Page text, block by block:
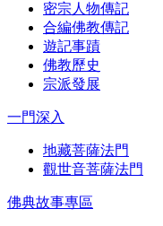
密宗人物傳記
合編佛教傳記
遊記事蹟
佛教歷史
宗派發展
一門深入
地藏菩薩法門
觀世音菩薩法門
佛典故事專區